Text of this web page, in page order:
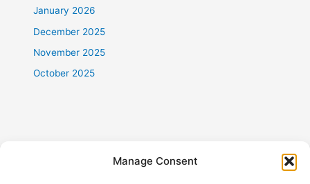
Manage Consent
January 2026
December 2025
November 2025
October 2025
Categories